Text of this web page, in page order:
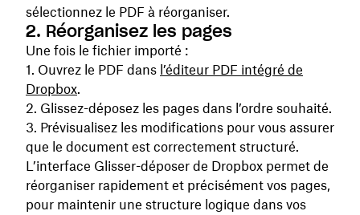
sélectionnez le PDF à réorganiser.
2. Réorganisez les pages
Une fois le fichier importé :
Ouvrez le PDF dans l’éditeur PDF intégré de
Dropbox.
Glissez-déposez les pages dans l’ordre souhaité.
Prévisualisez les modifications pour vous assurer
que le document est correctement structuré.
L’interface Glisser-déposer de Dropbox permet de
réorganiser rapidement et précisément vos pages,
pour maintenir une structure logique dans vos